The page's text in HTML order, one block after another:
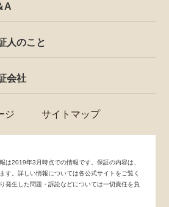
A
人のこと
会社
ジ サイトマップ
は2019年3月時点での情報です。保証の内容は、
す。詳しい情報については各公式サイトをご覧く
発生した問題・訴訟などについては一切責任を負